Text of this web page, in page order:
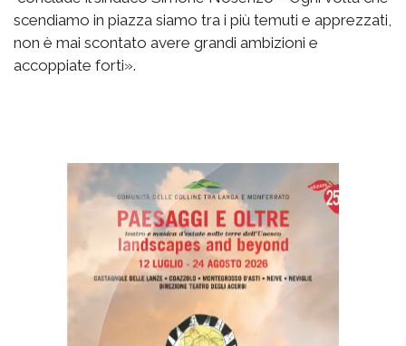
scendiamo in piazza siamo tra i più temuti e apprezzati,
non è mai scontato avere grandi ambizioni e
accoppiate forti».